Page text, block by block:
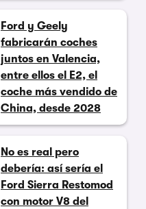
Ford y Geely
fabricarán coches
juntos en Valencia,
entre ellos el E2, el
coche más vendido de
China, desde 2028
No es real pero
debería: así sería el
Ford Sierra Restomod
con motor V8 del